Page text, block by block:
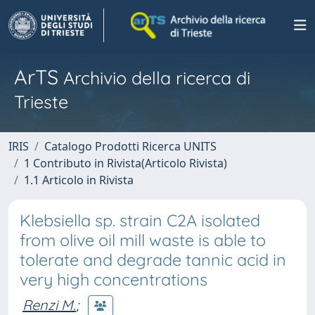
ArTS Archivio della ricerca di
Trieste
IRIS
Catalogo Prodotti Ricerca UNITS
1 Contributo in Rivista(Articolo Rivista)
1.1 Articolo in Rivista
Klebsiella sp. strain C2A isolated
from olive oil mill waste is able to
tolerate and degrade tannic acid in
very high concentrations
Renzi M.;